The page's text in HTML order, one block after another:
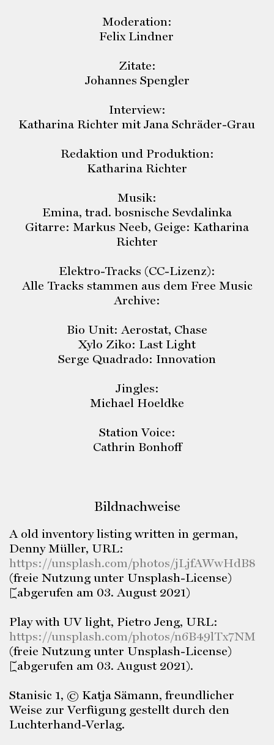
Moderation:
Felix Lindner
Zitate:
Johannes Spengler
Interview:
Katharina Richter mit Jana Schräder-Grau
Redaktion und Produktion:
Katharina Richter
Musik:
Emina, trad. bosnische Sevdalinka
Gitarre: Markus Neeb, Geige: Katharina
Richter
Elektro-Tracks (CC-Lizenz):
Alle Tracks stammen aus dem Free Music
Archive:
Bio Unit: Aerostat, Chase
Xylo Ziko: Last Light
Serge Quadrado: Innovation
Jingles:
Michael Hoeldke
Station Voice:
Cathrin Bonhoff
Bildnachweise
A old inventory listing written in german,
Denny Müller, URL:
https://unsplash.com/photos/jLjfAWwHdB8
(freie Nutzung unter Unsplash-License)
[abgerufen am 03. August 2021)
Play with UV light, Pietro Jeng, URL:
https://unsplash.com/photos/n6B49lTx7NM
(freie Nutzung unter Unsplash-License)
[abgerufen am 03. August 2021).
Stanisic 1, © Katja Sämann, freundlicher
Weise zur Verfügung gestellt durch den
Luchterhand-Verlag.